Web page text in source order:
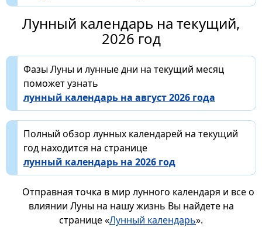
Лунный календарь на текущий,
2026 год
Фазы Луны и лунные дни на текущий месяц
поможет узнать
лунный календарь на август 2026 года
Полный обзор лунных календарей на текущий
год находится на странице
лунный календарь на 2026 год
Отправная точка в мир лунного календаря и все о
влиянии Луны на нашу жизнь Вы найдете на
странице «Лунный календарь».